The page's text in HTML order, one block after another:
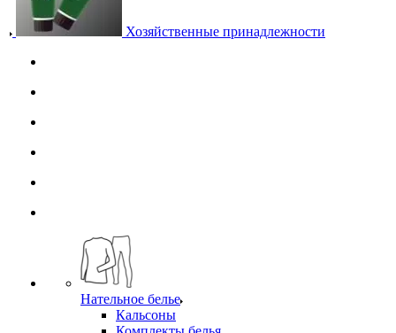
Хозяйственные принадлежности
Нательное белье
Кальсоны